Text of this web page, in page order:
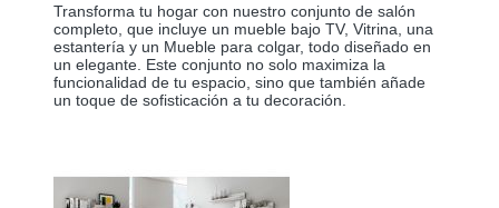
Transforma tu hogar con nuestro conjunto de salón
completo, que incluye un mueble bajo TV, Vitrina, una
estantería y un Mueble para colgar, todo diseñado en
un elegante. Este conjunto no solo maximiza la
funcionalidad de tu espacio, sino que también añade
un toque de sofisticación a tu decoración.